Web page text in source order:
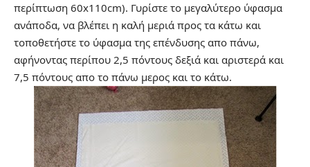
περίπτωση 60x110cm). Γυρίστε το μεγαλύτερο ύφασμα
ανάποδα, να βλέπει η καλή μεριά προς τα κάτω και
τοποθετήστε το ύφασμα της επένδυσης απο πάνω,
αφήνοντας περίπου 2,5 πόντους δεξιά και αριστερά και
7,5 πόντους απο το πάνω μερος και το κάτω.